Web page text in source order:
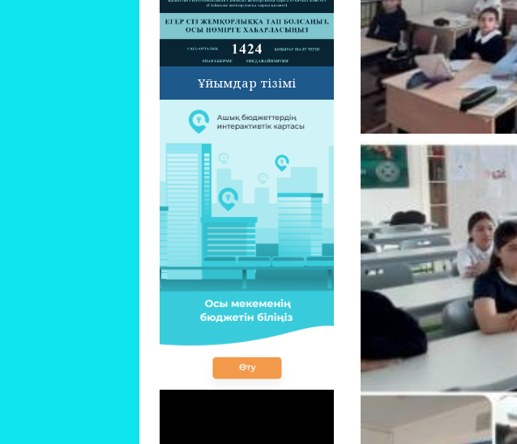
Ұйымдар тізімі